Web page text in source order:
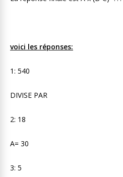
voici les réponses:
1: 540
DIVISE PAR
2: 18
A= 30
3: 5